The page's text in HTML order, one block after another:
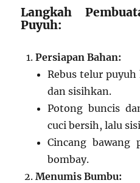
Langkah
Puyuh:
Persiapan Bahan:
Rebus telur
dan sisihkan.
Potong buncis
cuci bersih, lalu
Cincang
bombay.
Menumis Bumbu: